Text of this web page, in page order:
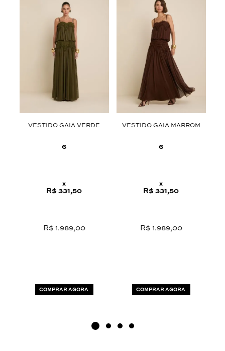
VESTIDO GAIA VERDE
6
x
R$ 331,50
R$ 1.989,00
COMPRAR AGORA
VESTIDO GAIA MARROM
6
x
R$ 331,50
R$ 1.989,00
COMPRAR AGORA